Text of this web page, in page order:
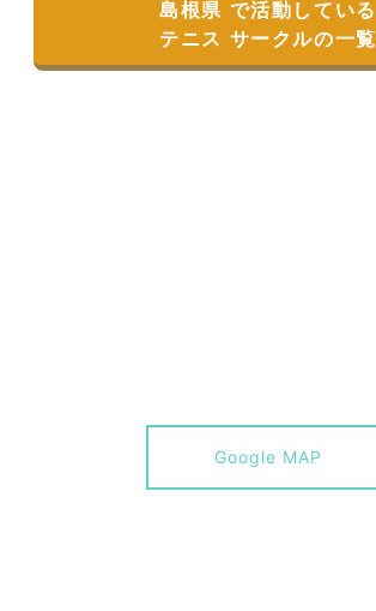
島根県 で活動している
テニス サークルの一覧
Google MAP